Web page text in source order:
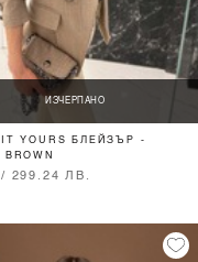
ИЗЧЕРПАНО
IT YOURS БЛЕЙЗЪР -
299.24 ЛВ.